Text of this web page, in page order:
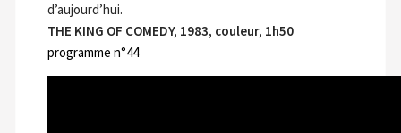
d’aujourd’hui.
THE KING OF COMEDY, 1983, couleur, 1h50
programme n°44